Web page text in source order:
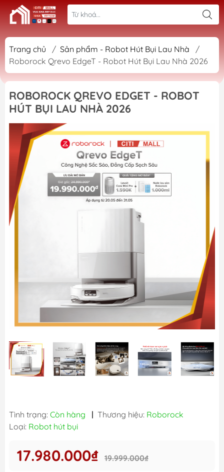
Trang chủ / Sản phẩm - Robot Hút Bụi Lau Nhà
/
Roborock Qrevo EdgeT - Robot Hút Bụi Lau Nhà 2026
ROBOROCK QREVO EDGET - ROBOT
HÚT BỤI LAU NHÀ 2026
Tình trạng: Còn hàng | Thương hiệu: Roborock
Loại: Robot hút bụi
17.980.000₫ 19.999.000₫